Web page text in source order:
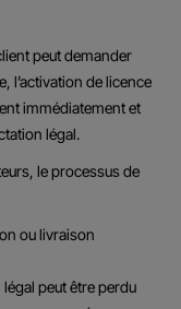
peut demander
l’activation de licence
immédiatement et
légal.
le processus de
ou livraison
peut être perdu